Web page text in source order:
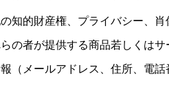
知的財産権、プライバシー、
の者が提供する商品若しくは
（メールアドレス、住所、電